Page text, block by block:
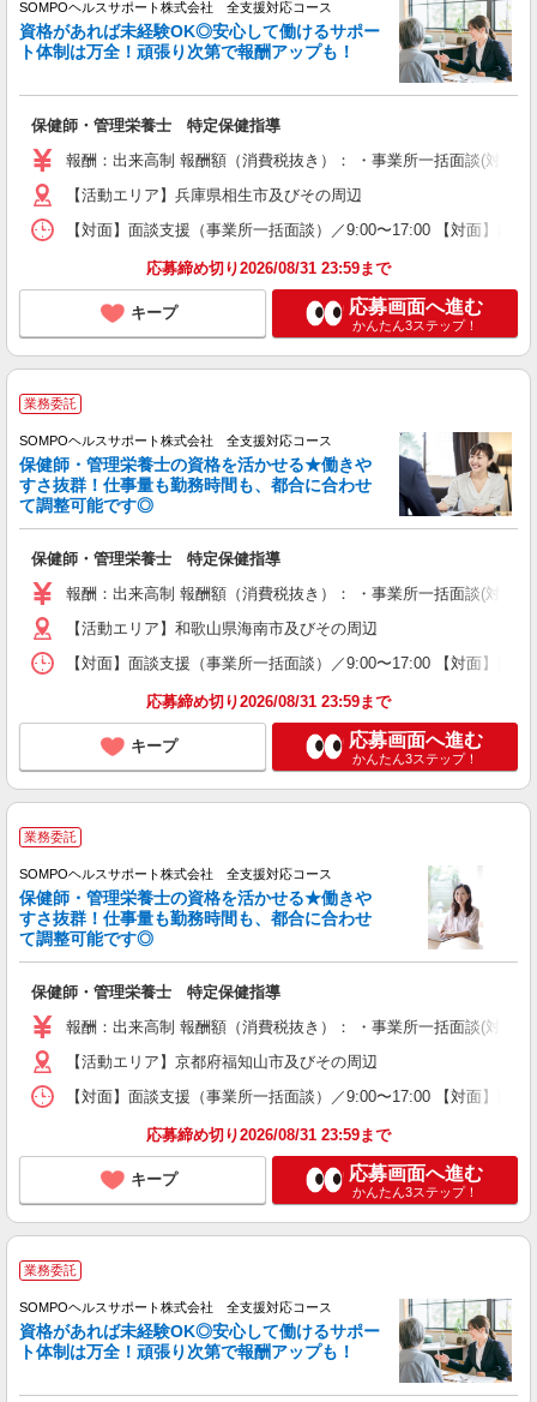
SOMPOヘルスサポート株式会社 全支援対応コース
資格があれば未経験OK◎安心して働けるサポー
ト体制は万全！頑張り次第で報酬アップも！
保健師・管理栄養士 特定保健指導
報酬：出来高制 報酬額（消費税抜き）： ・事業所一括面談(対
【活動エリア】兵庫県相生市及びその周辺
【対面】面談支援（事業所一括面談）／9:00〜17:00 【対面】面
応募締め切り2026/08/31 23:59まで
キープ 応募画面へ進む
かんたん3ステップ！
業務委託
SOMPOヘルスサポート株式会社 全支援対応コース
保健師・管理栄養士の資格を活かせる★働きや
すさ抜群！仕事量も勤務時間も、都合に合わせ
て調整可能です◎
保健師・管理栄養士 特定保健指導
報酬：出来高制 報酬額（消費税抜き）： ・事業所一括面談(対
【活動エリア】和歌山県海南市及びその周辺
【対面】面談支援（事業所一括面談）／9:00〜17:00 【対面】面
応募締め切り2026/08/31 23:59まで
キープ 応募画面へ進む
かんたん3ステップ！
業務委託
SOMPOヘルスサポート株式会社 全支援対応コース
保健師・管理栄養士の資格を活かせる★働きや
すさ抜群！仕事量も勤務時間も、都合に合わせ
て調整可能です◎
保健師・管理栄養士 特定保健指導
報酬：出来高制 報酬額（消費税抜き）： ・事業所一括面談(対
【活動エリア】京都府福知山市及びその周辺
【対面】面談支援（事業所一括面談）／9:00〜17:00 【対面】面
応募締め切り2026/08/31 23:59まで
キープ 応募画面へ進む
かんたん3ステップ！
業務委託
SOMPOヘルスサポート株式会社 全支援対応コース
資格があれば未経験OK◎安心して働けるサポー
ト体制は万全！頑張り次第で報酬アップも！